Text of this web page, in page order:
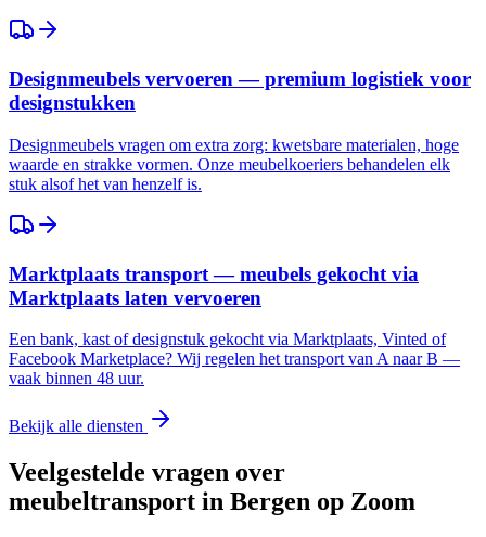
Designmeubels vervoeren — premium logistiek voor
designstukken
Designmeubels vragen om extra zorg: kwetsbare materialen, hoge
waarde en strakke vormen. Onze meubelkoeriers behandelen elk
stuk alsof het van henzelf is.
Marktplaats transport — meubels gekocht via
Marktplaats laten vervoeren
Een bank, kast of designstuk gekocht via Marktplaats, Vinted of
Facebook Marketplace? Wij regelen het transport van A naar B —
vaak binnen 48 uur.
Bekijk alle diensten
Veelgestelde vragen over
meubeltransport in Bergen op Zoom